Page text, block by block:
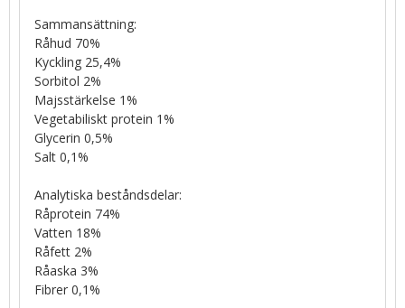
Sammansättning:
Råhud 70%
Kyckling 25,4%
Sorbitol 2%
Majsstärkelse 1%
Vegetabiliskt protein 1%
Glycerin 0,5%
Salt 0,1%
Analytiska beståndsdelar:
Råprotein 74%
Vatten 18%
Råfett 2%
Råaska 3%
Fibrer 0,1%